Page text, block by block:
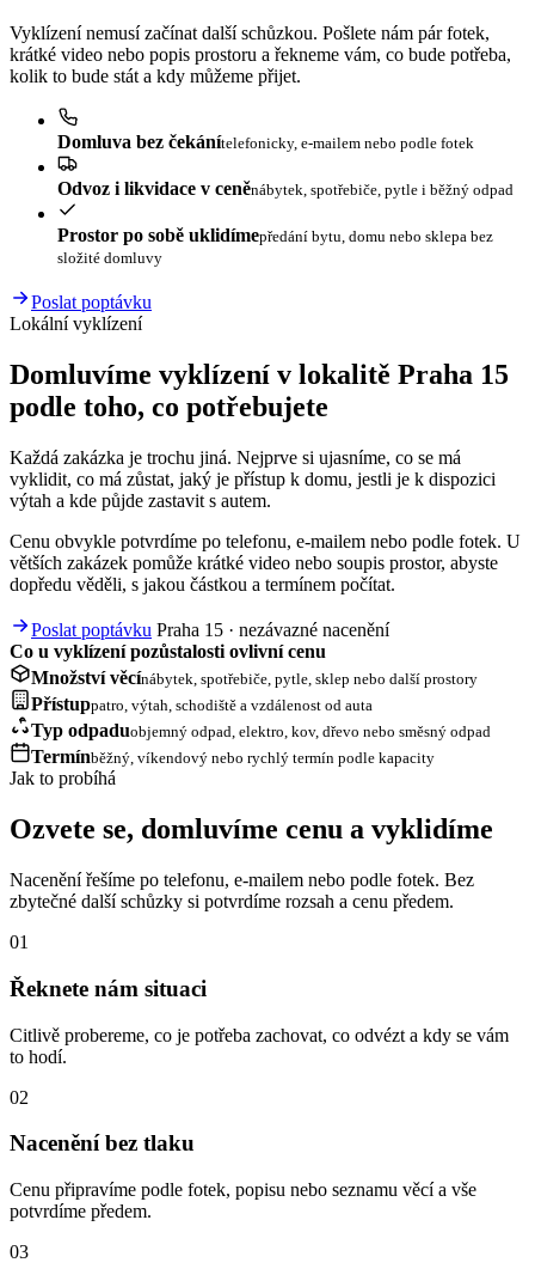
Vyklízení nemusí začínat další schůzkou. Pošlete nám pár fotek,
krátké video nebo popis prostoru a řekneme vám, co bude potřeba,
kolik to bude stát a kdy můžeme přijet.
Domluva bez čekánítelefonicky, e-mailem nebo podle fotek
Odvoz i likvidace v ceněnábytek, spotřebiče, pytle i běžný odpad
Prostor po sobě uklidímepředání bytu, domu nebo sklepa bez
složité domluvy
Poslat poptávku
Lokální vyklízení
Domluvíme vyklízení v lokalitě Praha 15
podle toho, co potřebujete
Každá zakázka je trochu jiná. Nejprve si ujasníme, co se má
vyklidit, co má zůstat, jaký je přístup k domu, jestli je k dispozici
výtah a kde půjde zastavit s autem.
Cenu obvykle potvrdíme po telefonu, e-mailem nebo podle fotek. U
větších zakázek pomůže krátké video nebo soupis prostor, abyste
dopředu věděli, s jakou částkou a termínem počítat.
Poslat poptávku Praha 15 · nezávazné nacenění
Co u vyklízení pozůstalosti ovlivní cenu
Množství věcínábytek, spotřebiče, pytle, sklep nebo další prostory
Přístuppatro, výtah, schodiště a vzdálenost od auta
Typ odpaduobjemný odpad, elektro, kov, dřevo nebo směsný odpad
Termínběžný, víkendový nebo rychlý termín podle kapacity
Jak to probíhá
Ozvete se, domluvíme cenu a vyklidíme
Nacenění řešíme po telefonu, e-mailem nebo podle fotek. Bez
zbytečné další schůzky si potvrdíme rozsah a cenu předem.
01
Řeknete nám situaci
Citlivě probereme, co je potřeba zachovat, co odvézt a kdy se vám
to hodí.
02
Nacenění bez tlaku
Cenu připravíme podle fotek, popisu nebo seznamu věcí a vše
potvrdíme předem.
03